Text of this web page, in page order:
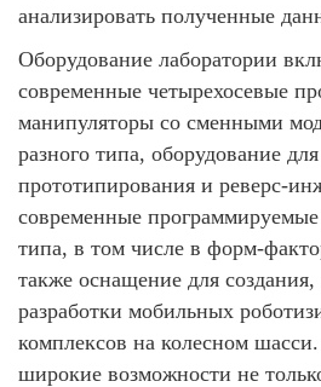
анализировать полученные
Оборудование лаборатории
современные четырехосевые
манипуляторы со сменными
разного типа, оборудование
прототипирования и реверс-
современные
типа, в том числе в форм-
также оснащение для
разработки мобильных
комплексов на колесном
широкие возможности не